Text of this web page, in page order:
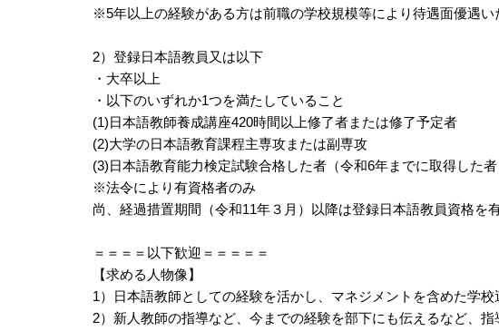
※5年以上の経験がある方は前職の学校規模等により待遇面優遇い
2）登録日本語教員又は以下
・大卒以上
・以下のいずれか1つを満たしていること
(1)日本語教師養成講座420時間以上修了者または修了予定者
(2)大学の日本語教育課程主専攻または副専攻
(3)日本語教育能力検定試験合格した者（令和6年までに取得した者
※法令により有資格者のみ
尚、経過措置期間（令和11年３月）以降は登録日本語教員資格を
＝＝＝＝以下歓迎＝＝＝＝＝
【求める人物像】
1）日本語教師としての経験を活かし、マネジメントを含めた学校
2）新人教師の指導など、今までの経験を部下にも伝えるなど、指